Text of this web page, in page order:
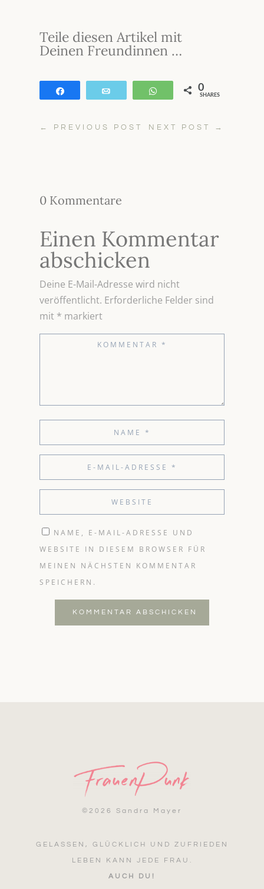
Teile diesen Artikel mit
Deinen Freundinnen …
WhatsApp
0
SHARES
← PREVIOUS POST NEXT POST →
0 Kommentare
Einen Kommentar
abschicken
Deine E-Mail-Adresse wird nicht
veröffentlicht. Erforderliche Felder sind
mit * markiert
NAME, E-MAIL-ADRESSE UND
WEBSITE IN DIESEM BROWSER FÜR
MEINEN NÄCHSTEN KOMMENTAR
SPEICHERN.
KOMMENTAR ABSCHICKEN
© 2026 Sandra Mayer
GELASSEN, GLÜCKLICH UND ZUFRIEDEN
LEBEN KANN JEDE FRAU.
AUCH DU!